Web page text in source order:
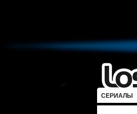
СЕРИАЛЫ